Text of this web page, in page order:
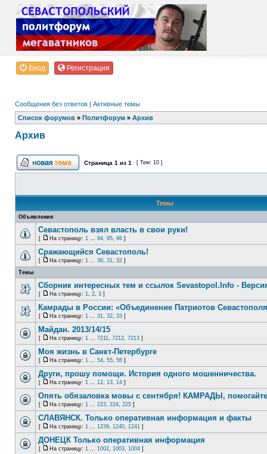
Вход Регистрация
Сообщения без ответов | Активные темы
Список форумов » Политфорум » Архив
Архив
Страница 1 из 1 [ Тем: 10 ]
Темы
Объявления
Севастополь взял власть в свои руки!
[ На страницу: 1 ... 94, 95, 96 ]
Сражающийся Севастополь!
[ На страницу: 1 ... 30, 31, 32 ]
Темы
Сборник интересных тем и ссылок Sevastopol.Info -
[ На страницу: 1, 2, 3 ]
Камрады в России: «Объединение Патриотов
[ На страницу: 1 ... 31, 32, 33 ]
Майдан. 2013/14/15
[ На страницу: 1 ... 7211, 7212, 7213 ]
Моя жизнь в Санкт-Петербурге
[ На страницу: 1 ... 54, 55, 56 ]
Други, прошу помощи. История одного мошенничества.
[ На страницу: 1 ... 12, 13, 14 ]
Опять обязаловка мовы с сентября! КАМРАДЫ,
[ На страницу: 1 ... 223, 224, 225 ]
СЛАВЯНСК. Только оперативная информация и факты
[ На страницу: 1 ... 1239, 1240, 1241 ]
ДОНЕЦК Только оперативная информация
[ На страницу: 1 ... 1002, 1003, 1004 ]